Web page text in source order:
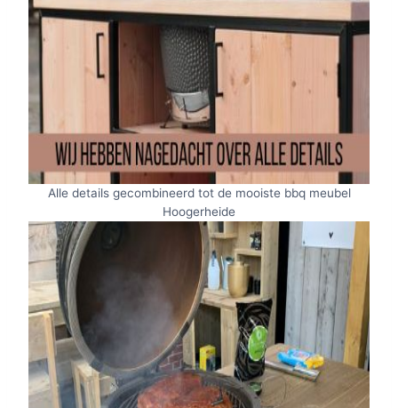
Alle details gecombineerd tot de mooiste bbq meubel
Hoogerheide